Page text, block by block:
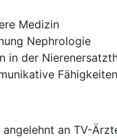
Medizin
Nephrologie
in der
an TV-